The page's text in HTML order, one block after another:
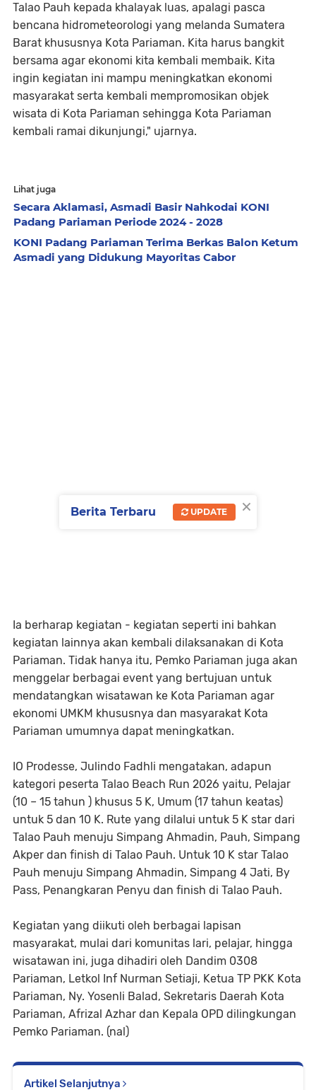
Talao Pauh kepada khalayak luas, apalagi pasca
bencana hidrometeorologi yang melanda Sumatera
Barat khususnya Kota Pariaman. Kita harus bangkit
bersama agar ekonomi kita kembali membaik. Kita
ingin kegiatan ini mampu meningkatkan ekonomi
masyarakat serta kembali mempromosikan objek
wisata di Kota Pariaman sehingga Kota Pariaman
kembali ramai dikunjungi," ujarnya.
Lihat juga
Secara Aklamasi, Asmadi Basir Nahkodai KONI
Padang Pariaman Periode 2024 - 2028
KONI Padang Pariaman Terima Berkas Balon Ketum
Asmadi yang Didukung Mayoritas Cabor
Ia berharap kegiatan - kegiatan seperti ini bahkan
kegiatan lainnya akan kembali dilaksanakan di Kota
Pariaman. Tidak hanya itu, Pemko Pariaman juga akan
menggelar berbagai event yang bertujuan untuk
mendatangkan wisatawan ke Kota Pariaman agar
ekonomi UMKM khususnya dan masyarakat Kota
Pariaman umumnya dapat meningkatkan.
IO Prodesse, Julindo Fadhli mengatakan, adapun
kategori peserta Talao Beach Run 2026 yaitu, Pelajar
(10 – 15 tahun ) khusus 5 K, Umum (17 tahun keatas)
untuk 5 dan 10 K. Rute yang dilalui untuk 5 K star dari
Talao Pauh menuju Simpang Ahmadin, Pauh, Simpang
Akper dan finish di Talao Pauh. Untuk 10 K star Talao
Pauh menuju Simpang Ahmadin, Simpang 4 Jati, By
Pass, Penangkaran Penyu dan finish di Talao Pauh.
Kegiatan yang diikuti oleh berbagai lapisan
masyarakat, mulai dari komunitas lari, pelajar, hingga
wisatawan ini, juga dihadiri oleh Dandim 0308
Pariaman, Letkol Inf Nurman Setiaji, Ketua TP PKK Kota
Pariaman, Ny. Yosenli Balad, Sekretaris Daerah Kota
Pariaman, Afrizal Azhar dan Kepala OPD dilingkungan
Pemko Pariaman. (nal)
Artikel Selanjutnya
×
Berita Terbaru UPDATE